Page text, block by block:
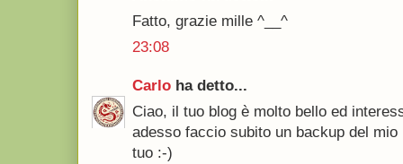
Fatto, grazie mille ^__^
23:08
Carlo ha detto...
Ciao, il tuo blog è molto bello ed
adesso faccio subito un backup del
tuo :-)